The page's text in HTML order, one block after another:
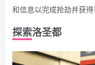
和信息以完成抢劫并获得
探索洛圣都